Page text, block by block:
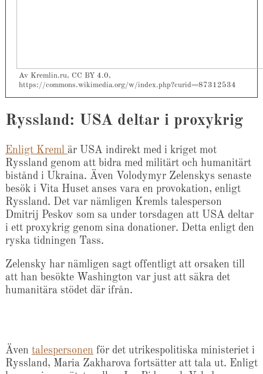
Av Kremlin.ru, CC BY 4.0,
https://commons.wikimedia.org/w/index.php?curid=87312534
Ryssland: USA deltar i proxykrig
Enligt Kreml är USA indirekt med i kriget mot
Ryssland genom att bidra med militärt och humanitärt
bistånd i Ukraina. Även Volodymyr Zelenskys senaste
besök i Vita Huset anses vara en provokation, enligt
Ryssland. Det var nämligen Kremls talesperson
Dmitrij Peskov som sa under torsdagen att USA deltar
i ett proxykrig genom sina donationer. Detta enligt den
ryska tidningen Tass.
Zelensky har nämligen sagt offentligt att orsaken till
att han besökte Washington var just att säkra det
humanitära stödet där ifrån.
Även talespersonen för det utrikespolitiska ministeriet i
Ryssland, Maria Zakharova fortsätter att tala ut. Enligt